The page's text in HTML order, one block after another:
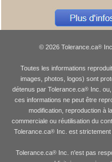
© 2026 Tolerance.ca®
Toutes les informations
images, photos, logos) sont
détenus par Tolerance.ca® Inc.
ces informations ne peut être
modification, reproduction à
commerciale ou réutilisation du
Tolerance.ca® Inc. est
Tolerance.ca® Inc. n'est pas